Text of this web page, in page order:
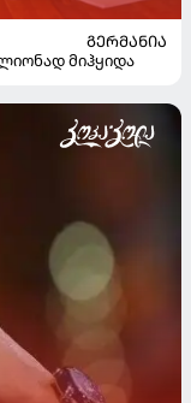
ᲒᲔᲠᲛᲐᲜᲘᲐ
მიჰყიდა